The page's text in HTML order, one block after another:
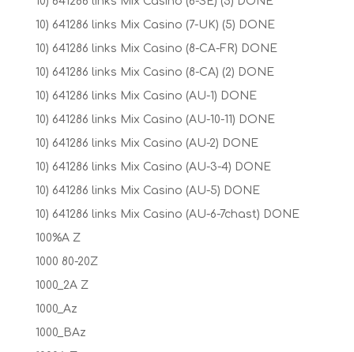
10) 641286 links Mix Casino (7-UK) (5) DONE
10) 641286 links Mix Casino (8-CA-FR) DONE
10) 641286 links Mix Casino (8-CA) (2) DONE
10) 641286 links Mix Casino (AU-1) DONE
10) 641286 links Mix Casino (AU-10-11) DONE
10) 641286 links Mix Casino (AU-2) DONE
10) 641286 links Mix Casino (AU-3-4) DONE
10) 641286 links Mix Casino (AU-5) DONE
10) 641286 links Mix Casino (AU-6-7chast) DONE
100%A Z
1000 80-20Z
1000_2A Z
1000_Az
1000_BAz